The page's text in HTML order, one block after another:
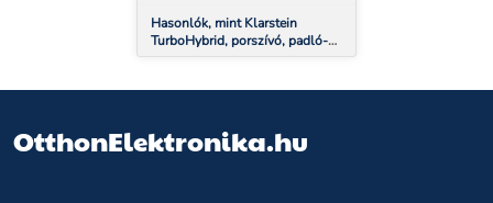
Hasonlók, mint Klarstein
TurboHybrid, porszívó, padló-
és kézi porszívó, antracit/kék
OtthonElektronika.hu